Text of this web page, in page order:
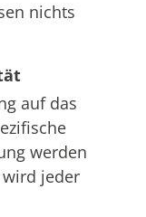
nichts
auf das
werden
jeder